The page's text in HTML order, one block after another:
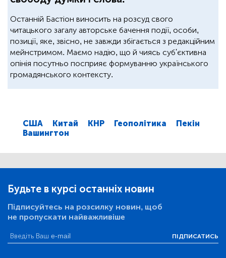
Останній Бастіон виносить на розсуд свого
читацького загалу авторське бачення події, особи,
позиції, яке, звісно, не завжди збігається з редакційним
мейнстримом. Маємо надію, що й чиясь суб'єктивна
опінія посутньо посприяє формуванню українського
громадянського контексту.
США Китай КНР Геополітика
Пекін
Вашингтон
Будьте в курсі останніх новин
Підписуйтесь на розсилку новин, щоб
не пропускати найважливіше
ПІДПИСАТИСЬ